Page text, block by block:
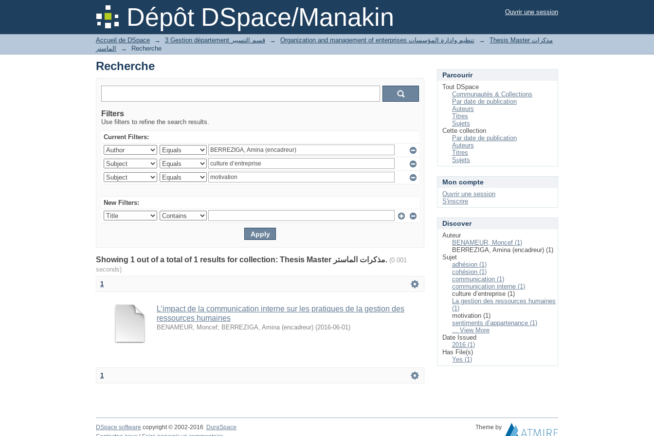
Dépôt DSpace/Manakin
Recherche Ouvrir une session
Accueil de DSpace → 3 Gestion département قسم التسيير → Organization and management of enterprises تنظيم وادارة المؤسسات →
Thesis Master مذكرات
الماستر
→ Recherche
Recherche
Filters
Use filters to refine the search results.
Current Filters:
New Filters:
Showing 1 out of a total of 1 results for collection: Thesis Master مذكرات الماستر. (0.001
seconds)
1
L’impact de la communication interne sur les pratiques de la gestion des
ressources humaines
BENAMEUR, Moncef; BERREZIGA, Amina (encadreur) (2016-06-01)
1
Parcourir
Tout DSpace
Communautés & Collections
Par date de publication
Auteurs
Titres
Sujets
Cette collection
Par date de publication
Auteurs
Titres
Sujets
Mon compte
Ouvrir une session
S'inscrire
Discover
Auteur
BENAMEUR, Moncef (1)
BERREZIGA, Amina (encadreur) (1)
Sujet
adhésion (1)
cohésion (1)
communication (1)
communication interne (1)
culture d’entreprise (1)
La gestion des ressources humaines
(1)
motivation (1)
sentiments d’appartenance (1)
... View More
Date Issued
2016 (1)
Has File(s)
Yes (1)
DSpace software copyright © 2002-2016 DuraSpace
Theme by